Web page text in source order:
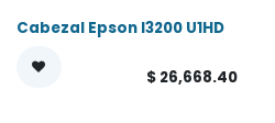
Cabezal Epson I3200 U1HD
$ 26,668.40